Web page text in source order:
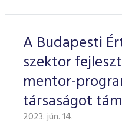
A Budapesti
szektor
mentor-
társaságot
2023. jún. 14.